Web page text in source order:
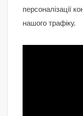
персоналізації
нашого трафіку.